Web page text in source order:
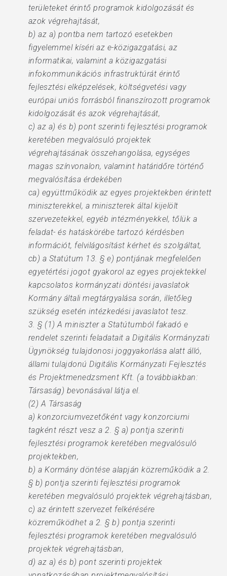
területeket érintő programok kidolgozását és
azok végrehajtását,
b) az a) pontba nem tartozó esetekben
figyelemmel kíséri az e-közigazgatási, az
informatikai, valamint a közigazgatási
infokommunikációs infrastruktúrát érintő
fejlesztési elképzelések, költségvetési vagy
európai uniós forrásból finanszírozott programok
kidolgozását és azok végrehajtását,
c) az a) és b) pont szerinti fejlesztési programok
keretében megvalósuló projektek
végrehajtásának összehangolása, egységes
magas színvonalon, valamint határidőre történő
megvalósítása érdekében
ca) együttműködik az egyes projektekben érintett
miniszterekkel, a miniszterek által kijelölt
szervezetekkel, egyéb intézményekkel, tőlük a
feladat- és hatáskörébe tartozó kérdésben
információt, felvilágosítást kérhet és szolgáltat,
cb) a Statútum 13. § e) pontjának megfelelően
egyetértési jogot gyakorol az egyes projektekkel
kapcsolatos kormányzati döntési javaslatok
Kormány általi megtárgyalása során, illetőleg
szükség esetén intézkedési javaslatot tesz.
3. § (1) A miniszter a Statútumból fakadó e
rendelet szerinti feladatait a Digitális Kormányzati
Ügynökség tulajdonosi joggyakorlása alatt álló,
állami tulajdonú Digitális Kormányzati Fejlesztés
és Projektmenedzsment Kft. (a továbbiakban:
Társaság) bevonásával látja el.
(2) A Társaság
a) konzorciumvezetőként vagy konzorciumi
tagként részt vesz a 2. § a) pontja szerinti
fejlesztési programok keretében megvalósuló
projektekben,
b) a Kormány döntése alapján közreműködik a 2.
§ b) pontja szerinti fejlesztési programok
keretében megvalósuló projektek végrehajtásban,
c) az érintett szervezet felkérésére
közreműködhet a 2. § b) pontja szerinti
fejlesztési programok keretében megvalósuló
projektek végrehajtásban,
d) az a) és b) pont szerinti projektek